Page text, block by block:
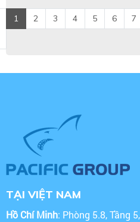
1 2 3 4 5 6 7
TẠI VIỆT NAM
Hồ Chí Minh: Phòng 5.8, Tầng